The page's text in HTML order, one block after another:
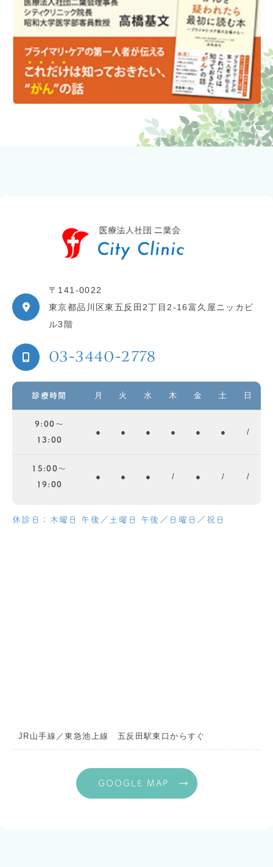
〒141-0022
東京都品川区東五反田2丁目2-16富久屋ニッカビ
ル3階
03-3440-2778
診療時間 月 火 水 木 金 土 日
9:00～
13:00
● ● ● ● ● ● /
15:00～
19:00
● ● ● / ● / /
休診日：木曜日 午後／土曜日 午後／日曜日／祝日
JR山手線／東急池上線 五反田駅東口からすぐ
GOOGLE MAP